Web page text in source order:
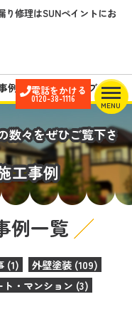
電話をかける
0120-38-1116
MENU
修理はSUNペイントにお
例 スタッフブログ
数々をぜひご覧下さ
工事例
例一覧
(1)
外壁塗装 (109)
ト・マンション (3)